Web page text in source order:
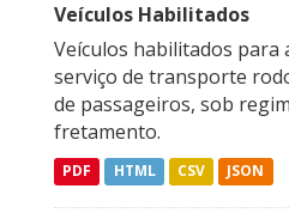
Veículos Habilitados
Veículos habilitados para
serviço de transporte
de passageiros, sob
fretamento.
PDF HTML CSV JSON